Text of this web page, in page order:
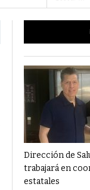
‘La
PC29
Dirección de
trabajará en
estatales